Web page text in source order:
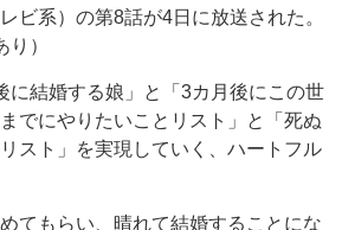
ビ系）の第8話が4日に放送された。
り）
結婚する娘」と「3カ月後にこの世
でにやりたいことリスト」と「死ぬ
スト」を実現していく、ハートフル
てもらい、晴れて結婚することにな